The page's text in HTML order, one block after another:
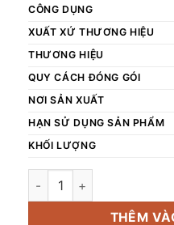
CÔNG DỤNG
XUẤT XỨ THƯƠNG HIỆU
THƯƠNG HIỆU
QUY CÁCH ĐÓNG GÓI
NƠI SẢN XUẤT
HẠN SỬ DỤNG SẢN PHẨM
KHỐI LƯỢNG
Trà cóc xanh hạt đác 170g
THÊM